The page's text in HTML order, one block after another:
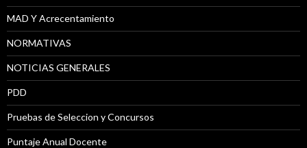
MAD Y Acrecentamiento
NORMATIVAS
NOTICIAS GENERALES
PDD
Pruebas de Seleccion y Concursos
Puntaje Anual Docente